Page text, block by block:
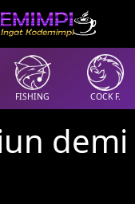
FISHING COCK F.